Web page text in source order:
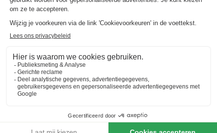
Center Parcs Park Eifel
Rijnland-palts,Gunderath Kaart
7.0 Goed
Plons in het subtropische Aqua Mundo
Ga op expeditie met de Kids Safari